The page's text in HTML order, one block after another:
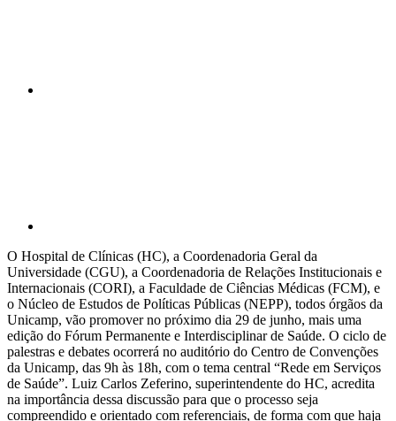
O Hospital de Clínicas (HC), a Coordenadoria Geral da
Universidade (CGU), a Coordenadoria de Relações Institucionais e
Internacionais (CORI), a Faculdade de Ciências Médicas (FCM), e
o Núcleo de Estudos de Políticas Públicas (NEPP), todos órgãos da
Unicamp, vão promover no próximo dia 29 de junho, mais uma
edição do Fórum Permanente e Interdisciplinar de Saúde. O ciclo de
palestras e debates ocorrerá no auditório do Centro de Convenções
da Unicamp, das 9h às 18h, com o tema central “Rede em Serviços
de Saúde”. Luiz Carlos Zeferino, superintendente do HC, acredita
na importância dessa discussão para que o processo seja
compreendido e orientado com referenciais, de forma com que haja